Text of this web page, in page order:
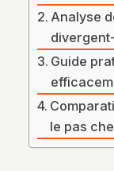
Analyse
Guide
le pas